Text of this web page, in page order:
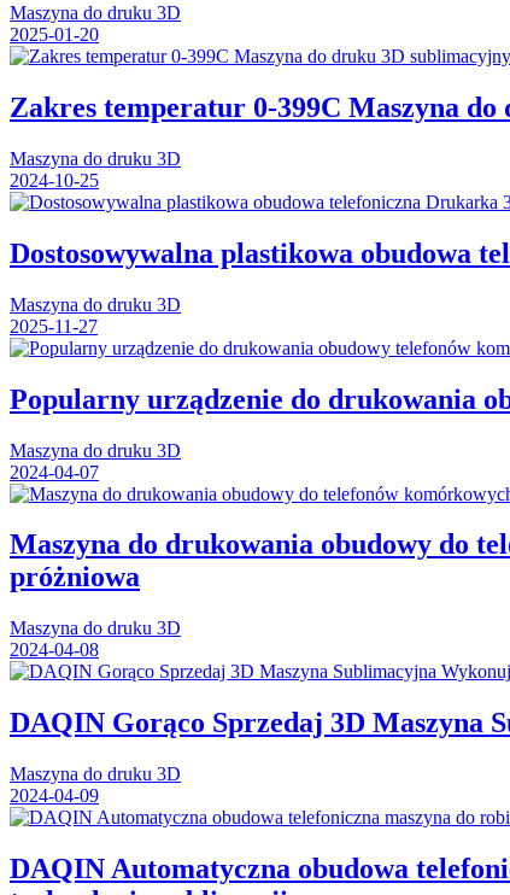
Maszyna do druku 3D
2025-01-20
Zakres temperatur 0-399C Maszyna
Maszyna do druku 3D
2024-10-25
Dostosowywalna plastikowa obudowa
Maszyna do druku 3D
2025-11-27
Popularny urządzenie do drukowania
Maszyna do druku 3D
2024-04-07
Maszyna do drukowania obudowy do
próżniowa
Maszyna do druku 3D
2024-04-08
DAQIN Gorąco Sprzedaj 3D Maszyna
Maszyna do druku 3D
2024-04-09
DAQIN Automatyczna obudowa